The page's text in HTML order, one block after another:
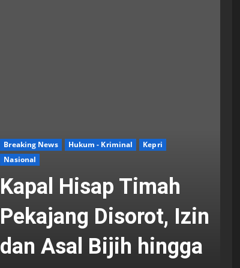
Breaking News Hukum - Kriminal
Kepri
Nasional
Kapal Hisap Timah
Pekajang Disorot, Izin
dan Asal Bijih hingga